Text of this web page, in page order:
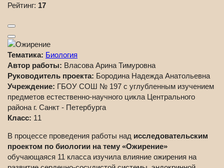
Рейтинг: 17
Тематика: Биология
Автор работы: Власова Арина Тимуровна
Руководитель проекта: Бородина Надежда Анатольевна
Учреждение: ГБОУ СОШ № 197 с углубленным изучением
предметов естественно-научного цикла Центрального
района г. Санкт - Петербурга
Класс: 11
В процессе проведения работы над исследовательским
проектом по биологии на тему «Ожирение»
обучающаяся 11 класса изучила влияние ожирения на